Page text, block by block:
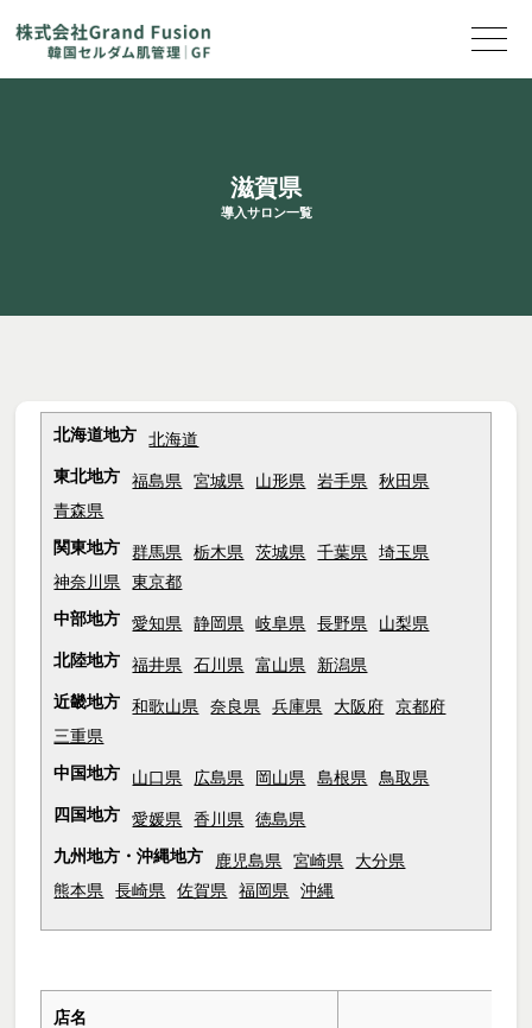
滋賀県
導入サロン一覧
北海道地方
北海道
東北地方
福島県 宮城県 山形県 岩手県
秋田県
青森県
関東地方
群馬県 栃木県 茨城県 千葉県
埼玉県
神奈川県
東京都
中部地方
愛知県 静岡県 岐阜県 長野県
山梨県
北陸地方
福井県 石川県 富山県
新潟県
近畿地方
和歌山県 奈良県 兵庫県 大阪府
京都府
三重県
中国地方
山口県 広島県 岡山県 島根県
鳥取県
四国地方
愛媛県 香川県
徳島県
九州地方・沖縄地方
鹿児島県 宮崎県
大分県
熊本県
長崎県 佐賀県 福岡県 沖縄
店名